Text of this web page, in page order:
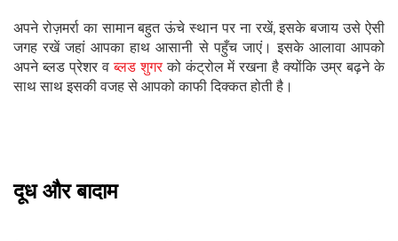
अपने रोज़मर्रा का सामान बहुत ऊंचे स्थान पर ना रखें, इसके बजाय उसे ऐसी
जगह रखें जहां आपका हाथ आसानी से पहुँच जाएं। इसके आलावा आपको
अपने ब्लड प्रेशर वब्लड शुगरको कंट्रोल में रखना है क्योंकि उम्र बढ़ने के
साथ साथ इसकी वजह से आपको काफी दिक्कत होती है।
दूध और बादाम